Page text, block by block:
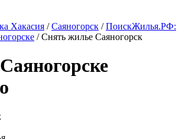
Хакасия /Саяногорск /ПоискЖилья.РФ:
/ Снять жилье Саяногорск